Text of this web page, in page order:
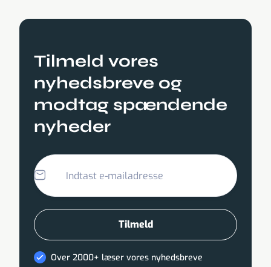
Tilmeld vores
nyhedsbreve og
modtag spændende
nyheder
Over 2000+ læser vores nyhedsbreve